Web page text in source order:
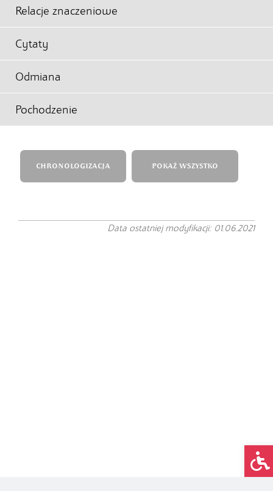
Relacje znaczeniowe
Cytaty
Odmiana
Pochodzenie
CHRONOLOGIZACJA POKAŻ WSZYSTKO
Data ostatniej modyfikacji: 01.06.2021